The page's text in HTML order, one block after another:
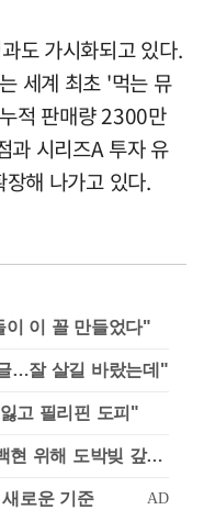
도 가시화되고 있다.
세계 최초 '먹는 뮤
적 판매량 2300만
과 시리즈A 투자 유
해 나가고 있다.
이 이 꼴 만들었다"
…잘 살길 바랐는데"
고 필리핀 도피"
차가원 "MC몽에 400억 뜯겨…백현 위해 도박빚 갚아줘"